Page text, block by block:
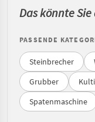
Das könnte
PASSENDE
Steinbrecher
Grubber
Spatenmaschine